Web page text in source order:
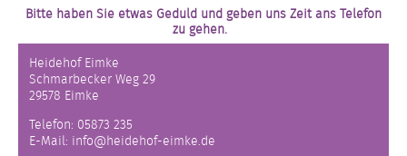
Bitte haben Sie etwas Geduld und geben uns Zeit ans Telefon
zu gehen.
Heidehof Eimke
Schmarbecker Weg 29
29578 Eimke
Telefon: 05873 235
E-Mail: info@heidehof-eimke.de